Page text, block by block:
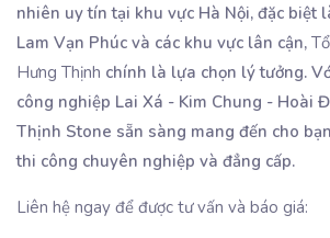
nhiên uy tín tại khu vực Hà Nội, đặc biệt
Lam Vạn Phúc và các khu vực lân cận,
Hưng Thịnh chính là lựa chọn lý tưởng.
công nghiệp Lai Xá - Kim Chung - Hoài
Thịnh Stone sẵn sàng mang đến cho
thi công chuyên nghiệp và đẳng cấp.
Liên hệ ngay để được tư vấn và báo giá: